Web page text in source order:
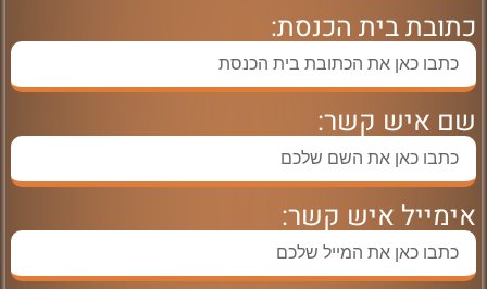
כתובת בית הכנסת:
שם איש קשר:
אימייל איש קשר: